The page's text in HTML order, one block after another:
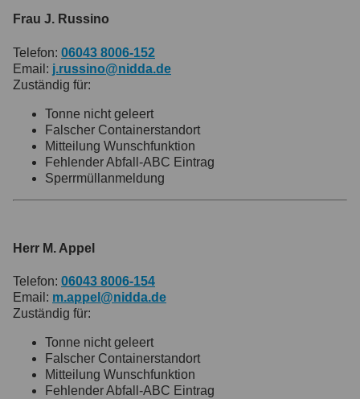
Frau J. Russino
Telefon: 06043 8006-152
Email: j.russino@nidda.de
Zuständig für:
Tonne nicht geleert
Falscher Containerstandort
Mitteilung Wunschfunktion
Fehlender Abfall-ABC Eintrag
Sperrmüllanmeldung
Herr M. Appel
Telefon: 06043 8006-154
Email: m.appel@nidda.de
Zuständig für:
Tonne nicht geleert
Falscher Containerstandort
Mitteilung Wunschfunktion
Fehlender Abfall-ABC Eintrag